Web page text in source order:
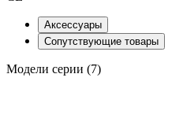
Аксессуары
Сопутствующие товары
Модели серии (7)